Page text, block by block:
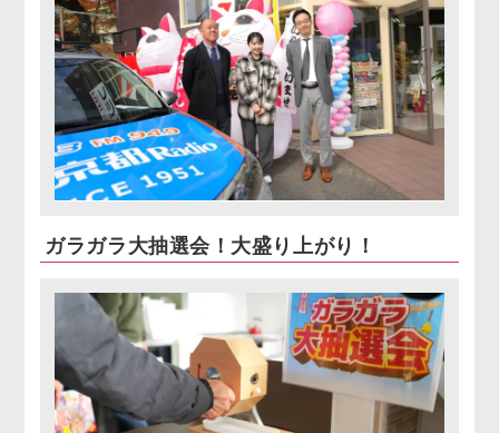
ガラガラ大抽選会！大盛り上がり！